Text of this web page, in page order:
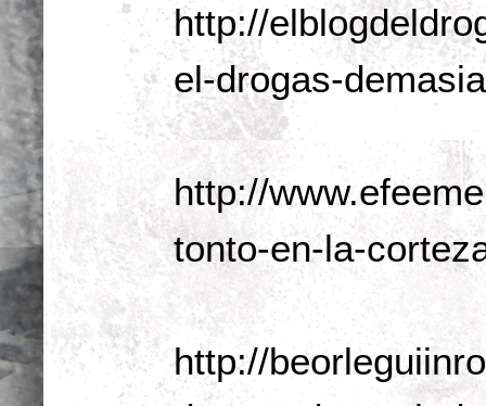
http://
el-drogas-
http://
tonto-en-la-
http://